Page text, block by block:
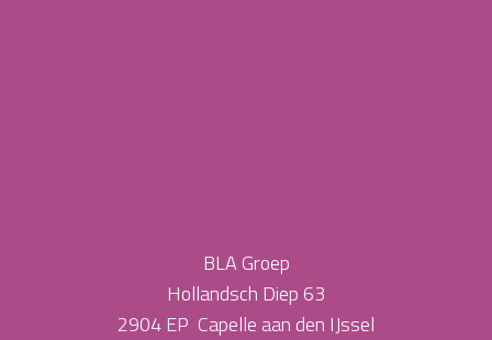
BLA Groep
Hollandsch Diep 63
2904 EP Capelle aan den IJssel